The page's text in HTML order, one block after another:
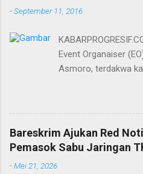
-September 11, 2016
Event Organaiser
Asmoro, terdakwa
dari tuntutan 1,5
Penuntut Umum
Oleh majelis hakim
MH, kasus
dinyatakan bukan
Bareskrim Ajukan Red
Pemasok Sabu Jaringan
-Mei 21, 2026